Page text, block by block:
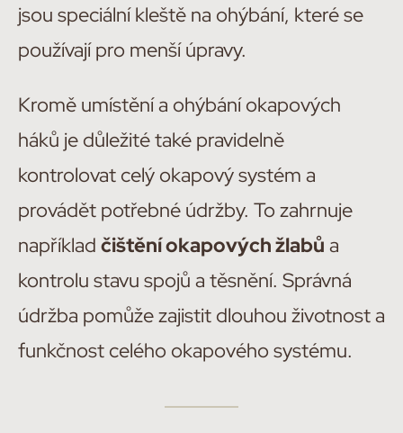
jsou speciální kleště na ohýbání, které se
používají pro menší úpravy.
Kromě umístění a ohýbání okapových
háků je důležité také pravidelně
kontrolovat celý okapový systém a
provádět potřebné údržby. To zahrnuje
například čištění okapových žlabů a
kontrolu stavu spojů a těsnění. Správná
údržba pomůže zajistit dlouhou životnost a
funkčnost celého okapového systému.